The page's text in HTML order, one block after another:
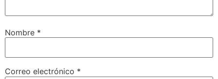
Nombre *
Correo electrónico *